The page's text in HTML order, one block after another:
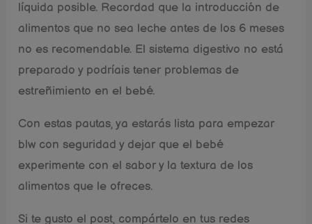
líquida posible. Recordad que la introducción de
alimentos que no sea leche antes de los 6 meses
no es recomendable. El sistema digestivo no está
preparado y podrí­ais tener problemas de
estreñimiento en el bebé.
Con estas pautas, ya estarás lista para empezar
blw con seguridad y dejar que el bebé
experimente con el sabor y la textura de los
alimentos que le ofreces.
Si te gusto el post, compártelo en tus redes